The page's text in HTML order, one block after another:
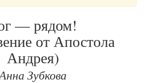
— рядом!
от Апостола
Андрея)
Зубкова